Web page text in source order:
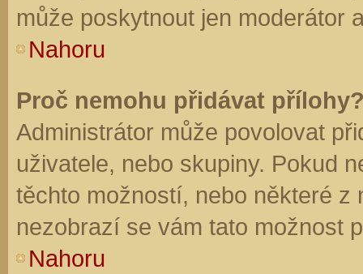
může poskytnout jen moderátor
Nahoru
Proč nemohu přidávat
Administrátor může povolovat
uživatele, nebo skupiny. Pokud
těchto možností, nebo některé z
nezobrazí se vám tato možnost
Nahoru